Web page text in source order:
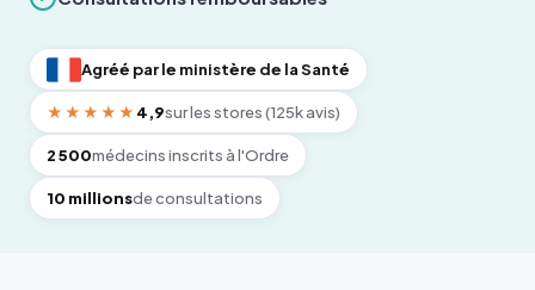
Agréé par le ministère de la Santé
★★★★★ 4,9sur les stores (125k avis)
2 500médecins inscrits à l'Ordre
10 millionsde consultations